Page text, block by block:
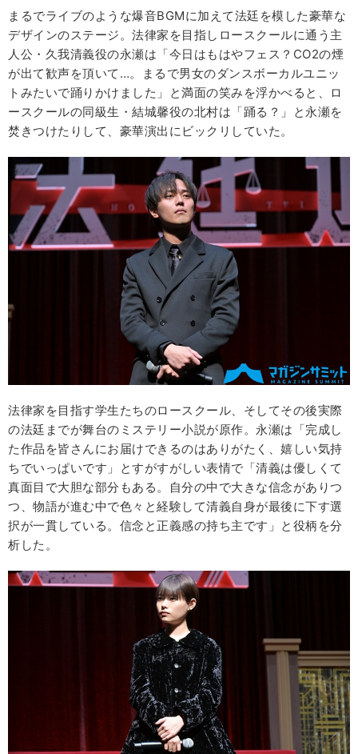
まるでライブのような爆音BGMに加えて法廷を模した豪華な
デザインのステージ。法律家を目指しロースクールに通う主
人公・久我清義役の永瀬は「今日はもはやフェス？CO2の煙
が出て歓声を頂いて…。まるで男女のダンスボーカルユニッ
トみたいで踊りかけました」と満面の笑みを浮かべると、ロ
ースクールの同級生・結城馨役の北村は「踊る？」と永瀬を
焚きつけたりして、豪華演出にビックリしていた。
法律家を目指す学生たちのロースクール、そしてその後実際
の法廷までが舞台のミステリー小説が原作。永瀬は「完成し
た作品を皆さんにお届けできるのはありがたく、嬉しい気持
ちでいっぱいです」とすがすがしい表情で「清義は優しくて
真面目で大胆な部分もある。自分の中で大きな信念がありつ
つ、物語が進む中で色々と経験して清義自身が最後に下す選
択が一貫している。信念と正義感の持ち主です」と役柄を分
析した。